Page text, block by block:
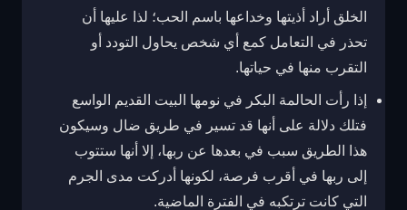
الخلق أراد أذيتها وخداعها باسم الحب؛ لذا عليها أن
تحذر في التعامل كمع أي شخص يحاول التودد أو
التقرب منها في حياتها.
إذا رأت الحالمة البكر في نومها البيت القديم الواسع
فتلك دلالة على أنها قد تسير في طريق ضال وسيكون
هذا الطريق سبب في بعدها عن ربها، إلا أنها ستتوب
إلى ربها في أقرب فرصة، لكونها أدركت مدى الجرم
التي كانت ترتكبه في الفترة الماضية.